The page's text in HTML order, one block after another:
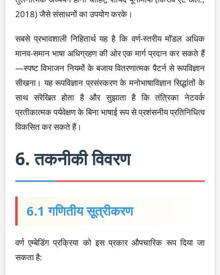
2018) जैसे संसाधनों का उपयोग करके।
सबसे प्रभावशाली निहितार्थ यह है कि वर्ण-स्तरीय मॉडल अधिक
मानव-समान भाषा अधिग्रहण की ओर एक मार्ग प्रदान कर सकते हैं
—स्पष्ट विभाजन नियमों के बजाय वितरणात्मक पैटर्न से रूपविज्ञान
सीखना। यह रूपविज्ञान प्रसंस्करण के मनोभाषाविज्ञान सिद्धांतों के
साथ संरेखित होता है और सुझाता है कि तंत्रिका नेटवर्क
प्रतीकात्मक पर्यवेक्षण के बिना भाषाई रूप से प्रशंसनीय प्रतिनिधित्व
विकसित कर सकते हैं।
6. तकनीकी विवरण
6.1 गणितीय सूत्रीकरण
वर्ण एम्बेडिंग प्रक्रिया को इस प्रकार औपचारिक रूप दिया जा
सकता है: